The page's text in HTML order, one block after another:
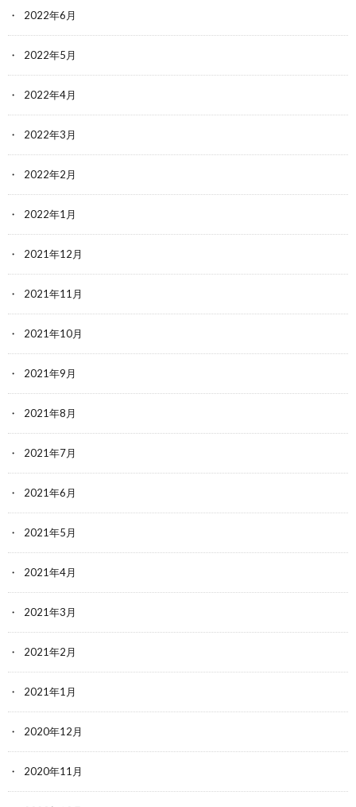
2022年6月
2022年5月
2022年4月
2022年3月
2022年2月
2022年1月
2021年12月
2021年11月
2021年10月
2021年9月
2021年8月
2021年7月
2021年6月
2021年5月
2021年4月
2021年3月
2021年2月
2021年1月
2020年12月
2020年11月